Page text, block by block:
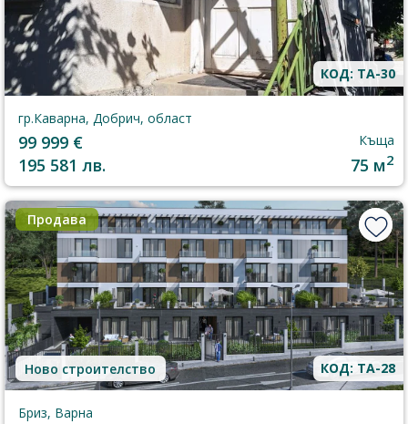
КОД: TA-30
гр.Каварна, Добрич, област
99 999 €
195 581 лв.
Къща
75 м2
Продава
Ново строителство КОД: TA-28
Бриз, Варна